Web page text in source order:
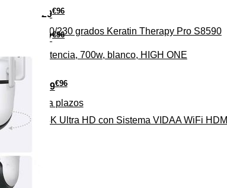
37€96
de potencia, 700w, blanco, HIGH ONE
29€96
160/230 grados Keratin Therapy Pro S8590
279€96
Pago a plazos
EL 4K Ultra HD con Sistema VIDAA WiFi HDMI